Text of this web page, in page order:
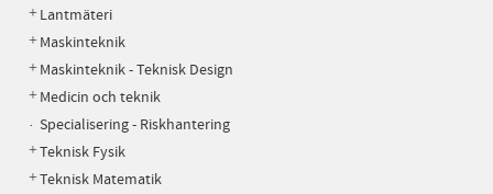
Lantmäteri
Maskinteknik
Maskinteknik - Teknisk Design
Medicin och teknik
Specialisering - Riskhantering
Teknisk Fysik
Teknisk Matematik